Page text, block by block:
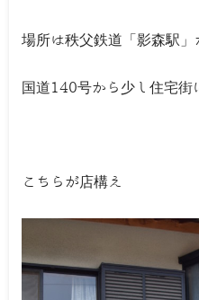
場所は秩父鉄道「影森駅」
国道140号から少し住宅街
こちらが店構え